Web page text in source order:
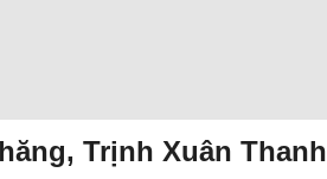
Trịnh Xuân Thanh